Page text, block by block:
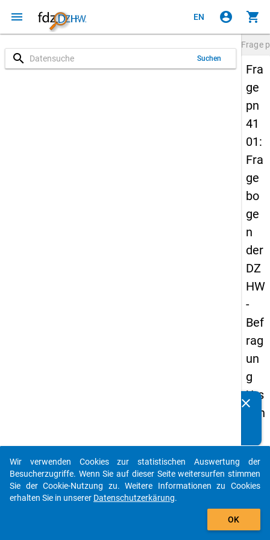
menu EN account_circle shopping_cart
search Suchen
Frage
Fra
ge
pn
41
01:
Fra
ge
bo
ge
n
der
DZ
HW
-
Bef
rag
un
g
Urs
ach
der
Stu
die
clear
auto_stories
add_shopping_cart
Wir verwenden Cookies zur statistischen Auswertung der
Besucherzugriffe. Wenn Sie auf dieser Seite weitersurfen stimmen
Sie der Cookie-Nutzung zu. Weitere Informationen zu Cookies
erhalten Sie in unserer Datenschutzerkärung.
OK